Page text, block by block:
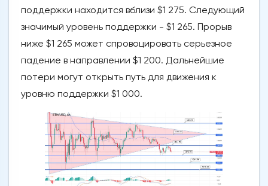
поддержки находится вблизи $1 275. Следующий
значимый уровень поддержки - $1 265. Прорыв
ниже $1 265 может спровоцировать серьезное
падение в направлении $1 200. Дальнейшие
потери могут открыть путь для движения к
уровню поддержки $1 000.